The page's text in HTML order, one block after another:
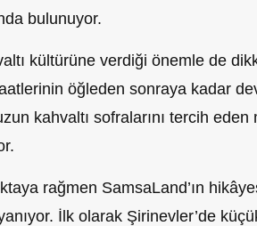
bulunuyor.
kültürüne verdiği önemle de
öğleden sonraya kadar
kahvaltı sofralarını tercih
rağmen SamsaLand’ın
İlk olarak Şirinevler’de